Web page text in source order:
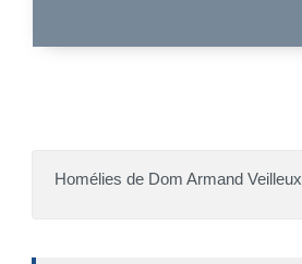
Homélies de Dom Armand Veilleux